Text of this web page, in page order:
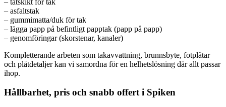
– asfaltstak
– gummimatta/duk för tak
– lägga papp på befintligt papptak (papp på papp)
– genomföringar (skorstenar, kanaler)
Kompletterande arbeten som takavvattning, brunnsbyte, fotplåtar
och plåtdetaljer kan vi samordna för en helhetslösning där allt passar
ihop.
Hållbarhet, pris och snabb offert i Spiken